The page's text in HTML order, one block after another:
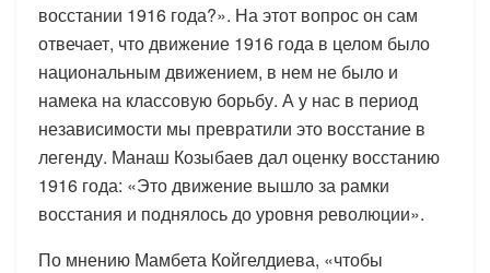
восстании 1916 года?». На этот вопрос он сам
отвечает, что движение 1916 года в целом было
национальным движением, в нем не было и
намека на классовую борьбу. А у нас в период
независимости мы превратили это восстание в
легенду. Манаш Козыбаев дал оценку восстанию
1916 года: «Это движение вышло за рамки
восстания и поднялось до уровня революции».
По мнению Мамбета Койгелдиева, «чтобы